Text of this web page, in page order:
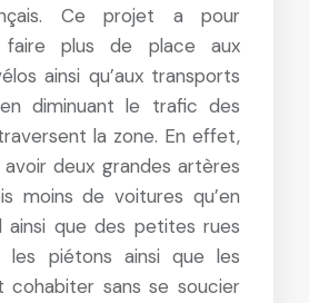
Ce projet a pour
plus de place aux
ainsi qu’aux transports
diminuant le trafic des
la zone. En effet,
deux grandes artères
moins de voitures qu’en
ainsi que des petites rues
les piétons ainsi que les
cohabiter sans se soucier